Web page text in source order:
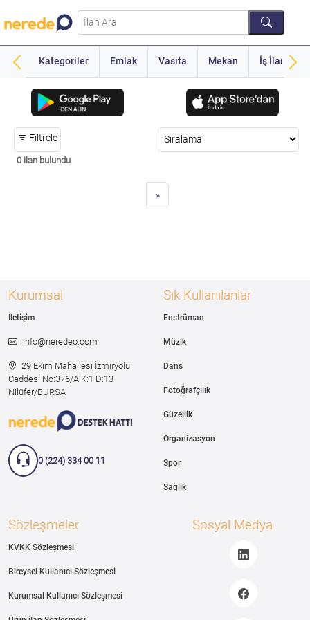
Kategoriler Emlak Vasıta Mekan İş İlanı
Filtrele
0 ilan bulundu
»
Kurumsal
İletişim
info@neredeo.com
29 Ekim Mahallesi İzmiryolu
Caddesi No:376/A K:1 D:13
Nilüfer/BURSA
0 (224) 334 00 11
Sık Kullanılanlar
Enstrüman
Müzik
Dans
Fotoğrafçılık
Güzellik
Organizasyon
Spor
Sağlık
Sözleşmeler
KVKK Sözleşmesi
Bireysel Kullanıcı Sözleşmesi
Kurumsal Kullanıcı Sözleşmesi
Sosyal Medya